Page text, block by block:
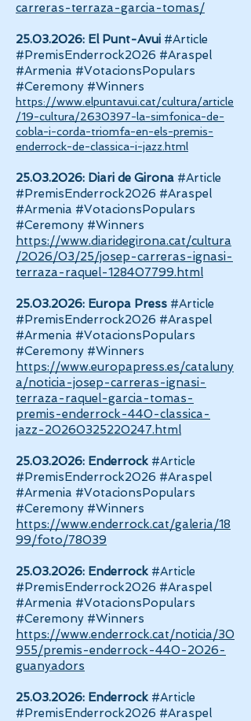
carreras-terraza-garcia-tomas/
25.03.2026: El Punt-Avui #Article
#PremisEnderrock2026 #Araspel
#Armenia #VotacionsPopulars
#Ceremony #Winners
https://www.elpuntavui.cat/cultura/article
/19-cultura/2630397-la-simfonica-de-
cobla-i-corda-triomfa-en-els-premis-
enderrock-de-classica-i-jazz.html
25.03.2026: Diari de Girona #Article
#PremisEnderrock2026 #Araspel
#Armenia #VotacionsPopulars
#Ceremony #Winners
https://www.diaridegirona.cat/cultura
/2026/03/25/josep-carreras-ignasi-
terraza-raquel-128407799.html
25.03.2026: Europa Press #Article
#PremisEnderrock2026 #Araspel
#Armenia #VotacionsPopulars
#Ceremony #Winners
https://www.europapress.es/cataluny
a/noticia-josep-carreras-ignasi-
terraza-raquel-garcia-tomas-
premis-enderrock-440-classica-
jazz-20260325220247.html
25.03.2026: Enderrock #Article
#PremisEnderrock2026 #Araspel
#Armenia #VotacionsPopulars
#Ceremony #Winners
https://www.enderrock.cat/galeria/18
99/foto/78039
25.03.2026: Enderrock #Article
#PremisEnderrock2026 #Araspel
#Armenia #VotacionsPopulars
#Ceremony #Winners
https://www.enderrock.cat/noticia/30
955/premis-enderrock-440-2026-
guanyadors
25.03.2026: Enderrock #Article
#PremisEnderrock2026 #Araspel